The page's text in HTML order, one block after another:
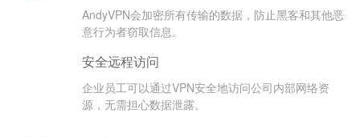
AndyVPN会加密所有传输的数据，防止黑客和其他恶
意行为者窃取信息。
安全远程访问
企业员工可以通过VPN安全地访问公司内部网络资
源，无需担心数据泄露。